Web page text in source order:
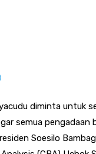
diminta untuk
semua pengadaan
Soesilo